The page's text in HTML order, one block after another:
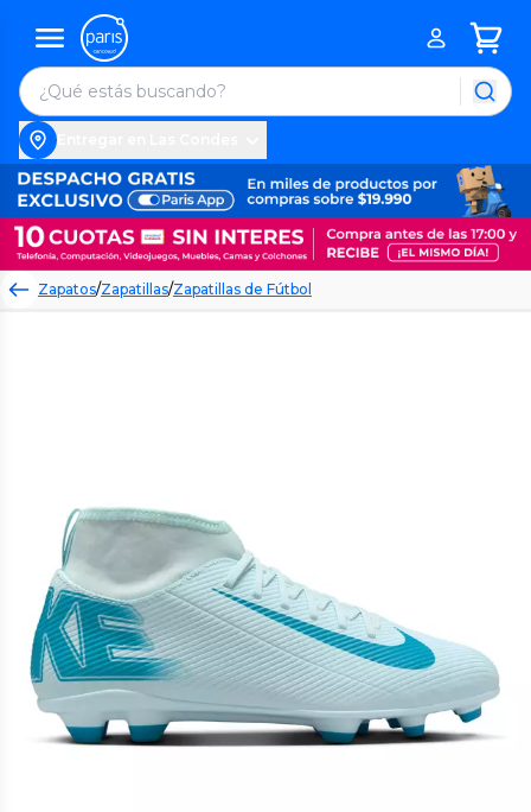
Zapatos/Zapatillas/Zapatillas de Fútbol